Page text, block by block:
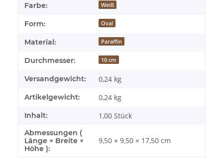
Farbe: Weiß
Form: Oval
Material: Paraffin
Durchmesser: 10 cm
Versandgewicht: 0,24 kg
Artikelgewicht: 0,24 kg
Inhalt: 1,00 Stück
Abmessungen (
Länge × Breite ×
Höhe ):
9,50 × 9,50 × 17,50 cm